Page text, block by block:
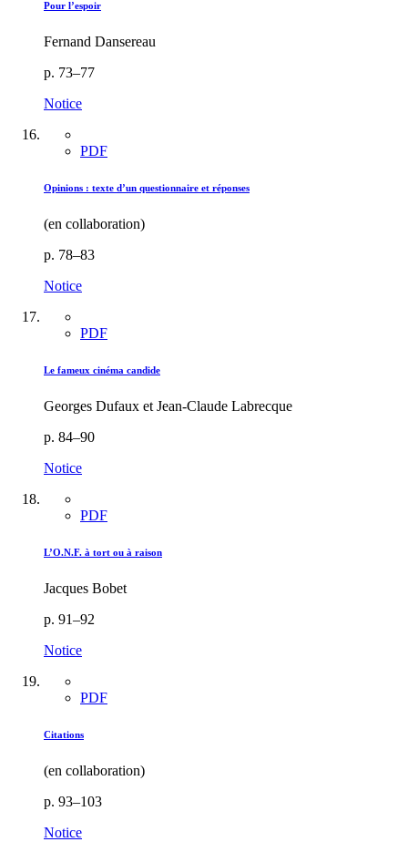
Pour l’espoir
Fernand Dansereau
p. 73–77
Notice
PDF
Opinions : texte d’un questionnaire et réponses
(en collaboration)
p. 78–83
Notice
PDF
Le fameux cinéma candide
Georges Dufaux et Jean-Claude Labrecque
p. 84–90
Notice
PDF
L’O.N.F. à tort ou à raison
Jacques Bobet
p. 91–92
Notice
PDF
Citations
(en collaboration)
p. 93–103
Notice